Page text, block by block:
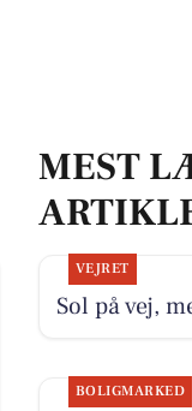
MEST
VEJRET
Sol på vej,
BOLIGMARKED